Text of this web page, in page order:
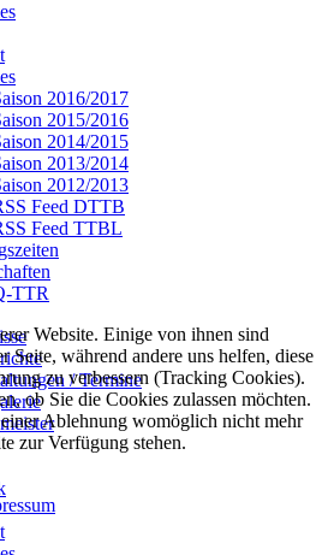
2016/2017
2015/2016
2014/2015
2013/2014
2012/2013
Feed DTTB
Feed TTBL
TTR
/ Termine
Website. Einige von ihnen sind
Seite, während andere uns helfen, diese
zu verbessern (Tracking Cookies).
ob Sie die Cookies zulassen möchten.
Ablehnung womöglich nicht mehr
zur Verfügung stehen.